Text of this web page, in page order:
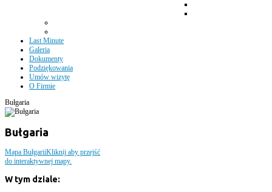
Last Minute
Galeria
Dokumenty
Podziękowania
Umów wizytę
O Firmie
Bułgaria
Bułgaria
Mapa BułgariiKliknij aby przejść
do interaktywnej mapy.
W tym dziale: